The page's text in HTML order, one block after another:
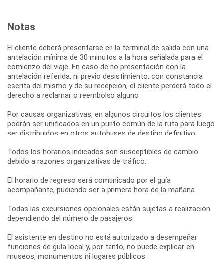
Notas
El cliente deberá presentarse en la terminal de salida con una
antelación mínima de 30 minutos a la hora señalada para el
comienzo del viaje. En caso de no presentación con la
antelación referida, ni previo desistimiento, con constancia
escrita del mismo y de su recepción, el cliente perderá todo el
derecho a reclamar o reembolso alguno
Por causas organizativas, en algunos circuitos los clientes
podrán ser unificados en un punto común de la ruta para luego
ser distribuidos en otros autobuses de destino definitivo.
Todos los horarios indicados son susceptibles de cambio
debido a razones organizativas de tráfico.
El horario de regreso será comunicado por el guía
acompañante, pudiendo ser a primera hora de la mañana.
Todas las excursiones opcionales están sujetas a realización
dependiendo del número de pasajeros.
El asistente en destino no está autorizado a desempeñar
funciones de guía local y, por tanto, no puede explicar en
museos, monumentos ni lugares públicos